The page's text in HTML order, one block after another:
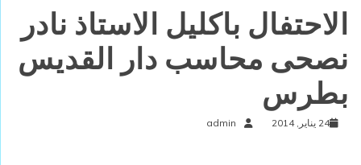
الاحتفال باكليل الاستاذ نادر
نصحى محاسب دار القديس
بطرس
24 يناير, 2014 admin